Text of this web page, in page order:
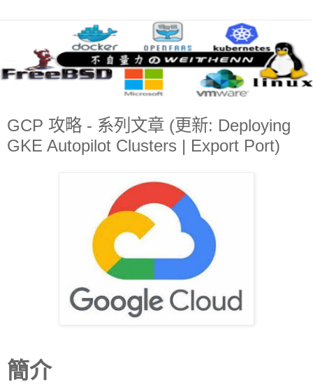
GCP 攻略 - 系列文章 (更新: Deploying
GKE Autopilot Clusters | Export Port)
簡介